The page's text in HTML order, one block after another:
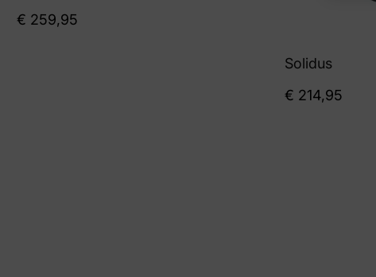
€ 259,95
Solidus
€ 214,95